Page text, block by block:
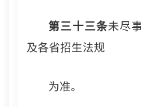
第三十三条未尽
及各省招生法规
为准。